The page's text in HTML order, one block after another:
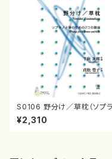
S0106 野分け／草枕（ソプラ
ノ，箏/千秋次郎/楽譜）
¥2,310